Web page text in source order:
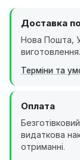
Доставка по
Нова Пошта,
виготовлення.
Терміни та
Оплата
видаткова
отриманні.